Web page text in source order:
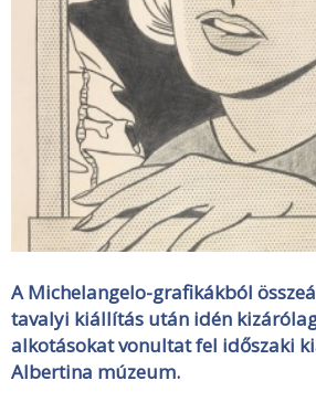
A Michelangelo-grafikákból
tavalyi kiállítás után idén
alkotásokat vonultat fel időszaki
Albertina múzeum.